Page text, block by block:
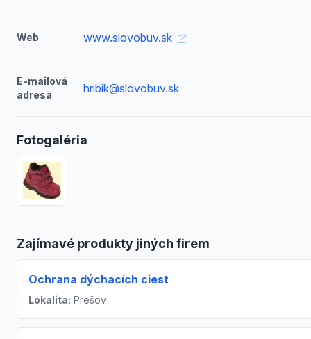
Web www.slovobuv.sk
E-mailová
adresa
hribik@slovobuv.sk
Fotogaléria
Zajímavé produkty jiných firem
Ochrana dýchacích ciest
Lokalita: Prešov